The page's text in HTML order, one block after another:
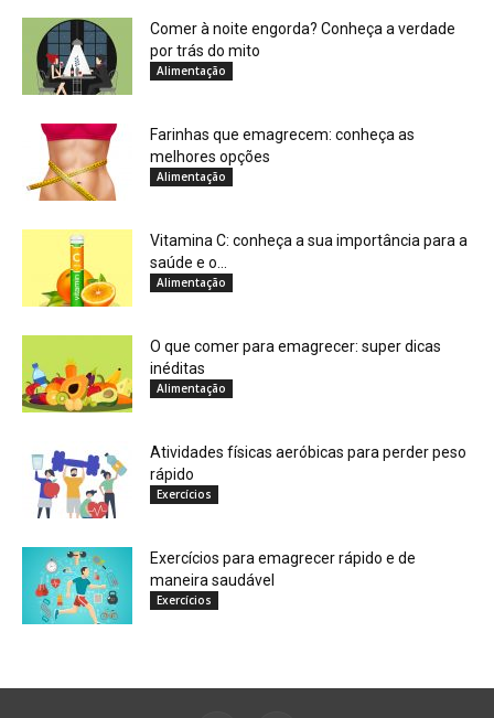
Comer à noite engorda? Conheça a verdade
por trás do mito
Alimentação
Farinhas que emagrecem: conheça as
melhores opções
Alimentação
Vitamina C: conheça a sua importância para a
saúde e o...
Alimentação
O que comer para emagrecer: super dicas
inéditas
Alimentação
Atividades físicas aeróbicas para perder peso
rápido
Exercícios
Exercícios para emagrecer rápido e de
maneira saudável
Exercícios